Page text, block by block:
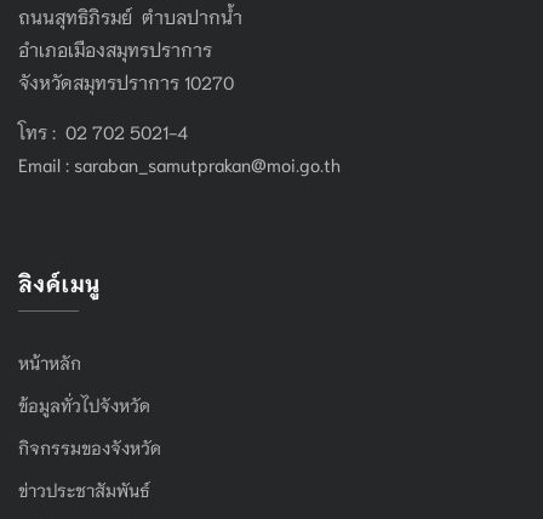
ถนนสุทธิภิรมย์ ตำบลปากน้ำ
อำเภอเมืองสมุทรปราการ
จังหวัดสมุทรปราการ 10270
โทร : 02 702 5021-4
Email : saraban_samutprakan@moi.go.th
ลิงค์เมนู
หน้าหลัก
ข้อมูลทั่วไปจังหวัด
กิจกรรมของจังหวัด
ข่าวประชาสัมพันธ์